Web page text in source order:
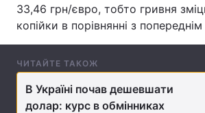
Техно і зв'язок Лайт
Здоров'я
Цікавинки
33,46 грн/євро, тобто гривня
копійки в порівнянні з
ЧИТАЙТЕ ТАКОЖ
В Україні почав дешевшати
долар: курс в обмінниках